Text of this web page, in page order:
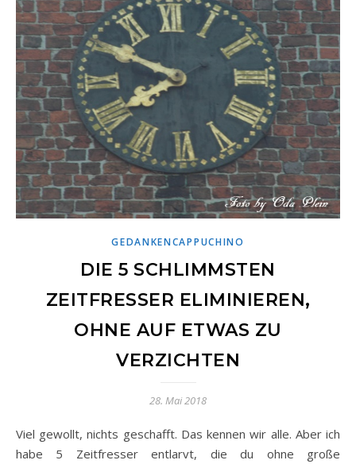
GEDANKENCAPPUCHINO
DIE 5 SCHLIMMSTEN
ZEITFRESSER ELIMINIEREN,
OHNE AUF ETWAS ZU
VERZICHTEN
28. Mai 2018
Viel gewollt, nichts geschafft. Das kennen wir alle. Aber ich
habe 5 Zeitfresser entlarvt, die du ohne große